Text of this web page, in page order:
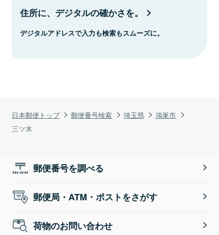
日本郵便トップ 郵便番号検索 埼玉県
鴻巣市
三ツ木
住所に、デジタルの確かさを。
デジタルアドレスで入力も検索もスムーズに。
郵便番号を調べる
郵便局・ATM・ポストをさがす
荷物のお問い合わせ